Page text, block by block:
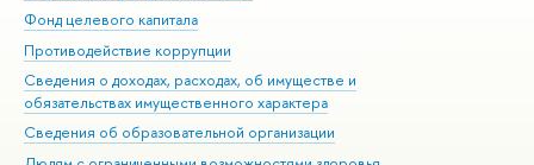
Фонд целевого капитала
Противодействие коррупции
Сведения о доходах, расходах, об имуществе и
обязательствах имущественного характера
Сведения об образовательной организации